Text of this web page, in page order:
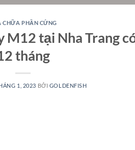
CHỮA PHẦN CỨNG
M12 tại Nha Trang
tháng
1, 2023 BỞI GOLDENFISH